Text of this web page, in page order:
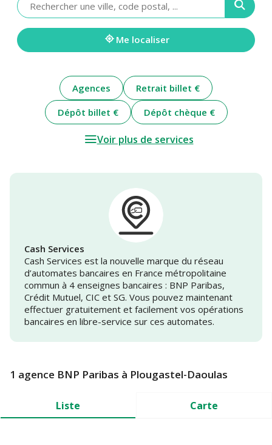
renseigner
une
adresse
Me localiser
Agences
Retrait billet €
Dépôt billet €
Dépôt chèque €
Voir plus de services
Cash Services
Cash Services est la nouvelle marque du réseau
d’automates bancaires en France métropolitaine
commun à 4 enseignes bancaires : BNP Paribas,
Crédit Mutuel, CIC et SG. Vous pouvez maintenant
effectuer gratuitement et facilement vos opérations
bancaires en libre-service sur ces automates.
1 agence BNP Paribas à Plougastel-Daoulas
Liste Carte